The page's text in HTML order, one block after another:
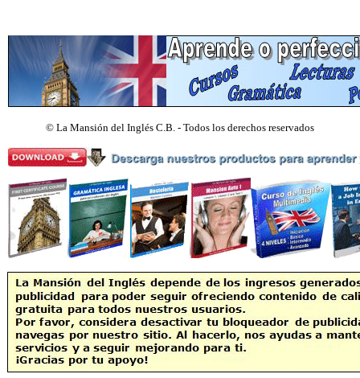
© La Mansión del Inglés C.B. - Todos los derechos reservados